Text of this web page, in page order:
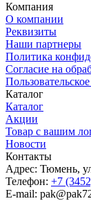
Компания
О компании
Реквизиты
Наши партнеры
Политика
Согласие на
Каталог
Каталог
Акции
Товар с вашим
Новости
Контакты
Адрес: Тюмень,
Телефон: +7
E-mail: